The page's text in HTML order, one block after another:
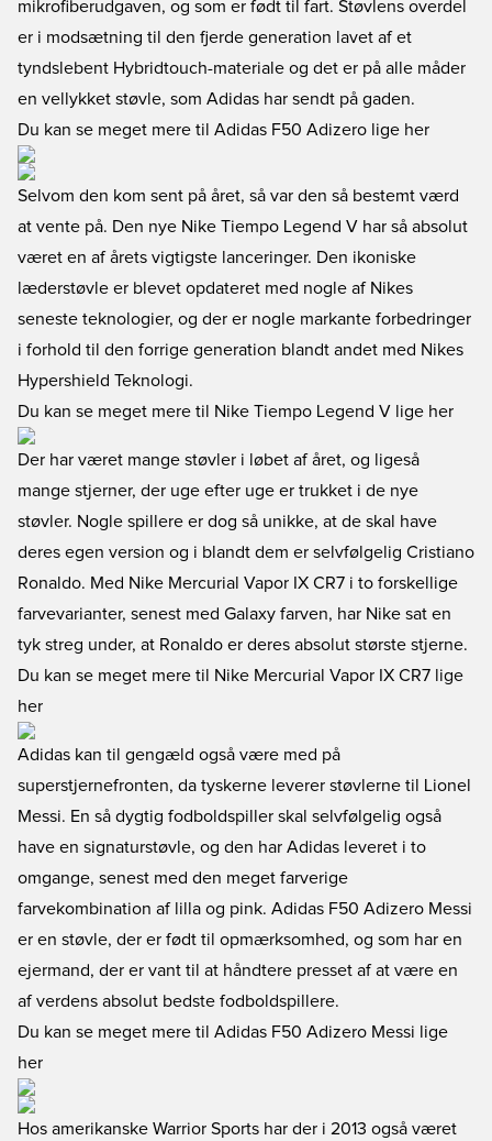
mikrofiberudgaven, og som er født til fart. Støvlens overdel
er i modsætning til den fjerde generation lavet af et
tyndslebent Hybridtouch-materiale og det er på alle måder
en vellykket støvle, som Adidas har sendt på gaden.
Du kan se meget mere til Adidas F50 Adizero lige her
Selvom den kom sent på året, så var den så bestemt værd
at vente på. Den nye Nike Tiempo Legend V har så absolut
været en af årets vigtigste lanceringer. Den ikoniske
læderstøvle er blevet opdateret med nogle af Nikes
seneste teknologier, og der er nogle markante forbedringer
i forhold til den forrige generation blandt andet med Nikes
Hypershield Teknologi.
Du kan se meget mere til Nike Tiempo Legend V lige her
Der har været mange støvler i løbet af året, og ligeså
mange stjerner, der uge efter uge er trukket i de nye
støvler. Nogle spillere er dog så unikke, at de skal have
deres egen version og i blandt dem er selvfølgelig Cristiano
Ronaldo. Med Nike Mercurial Vapor IX CR7 i to forskellige
farvevarianter, senest med Galaxy farven, har Nike sat en
tyk streg under, at Ronaldo er deres absolut største stjerne.
Du kan se meget mere til Nike Mercurial Vapor IX CR7 lige
her
Adidas kan til gengæld også være med på
superstjernefronten, da tyskerne leverer støvlerne til Lionel
Messi. En så dygtig fodboldspiller skal selvfølgelig også
have en signaturstøvle, og den har Adidas leveret i to
omgange, senest med den meget farverige
farvekombination af lilla og pink. Adidas F50 Adizero Messi
er en støvle, der er født til opmærksomhed, og som har en
ejermand, der er vant til at håndtere presset af at være en
af verdens absolut bedste fodboldspillere.
Du kan se meget mere til Adidas F50 Adizero Messi lige
her
Hos amerikanske Warrior Sports har der i 2013 også været